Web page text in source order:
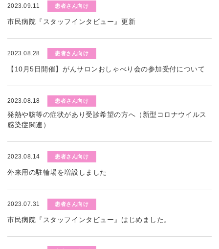
2023.09.11 患者さん向け
市民病院『スタッフインタビュー』更新
2023.08.28 患者さん向け
【10月5日開催】がんサロンおしゃべり会の参加受付について
2023.08.18 患者さん向け
発熱や咳等の症状があり受診希望の方へ（新型コロナウイルス
感染症関連）
2023.08.14 患者さん向け
外来用の駐輪場を増設しました
2023.07.31 患者さん向け
市民病院『スタッフインタビュー』はじめました。